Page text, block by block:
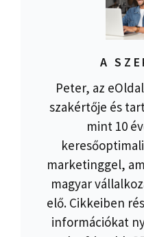
A
Peter, az
szakértője és
mint 10
marketinggel,
magyar
elő. Cikkeiben
információkat